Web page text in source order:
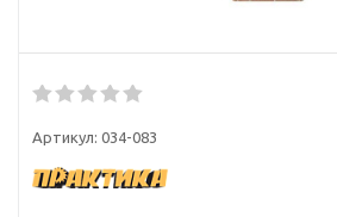
Артикул: 034-083